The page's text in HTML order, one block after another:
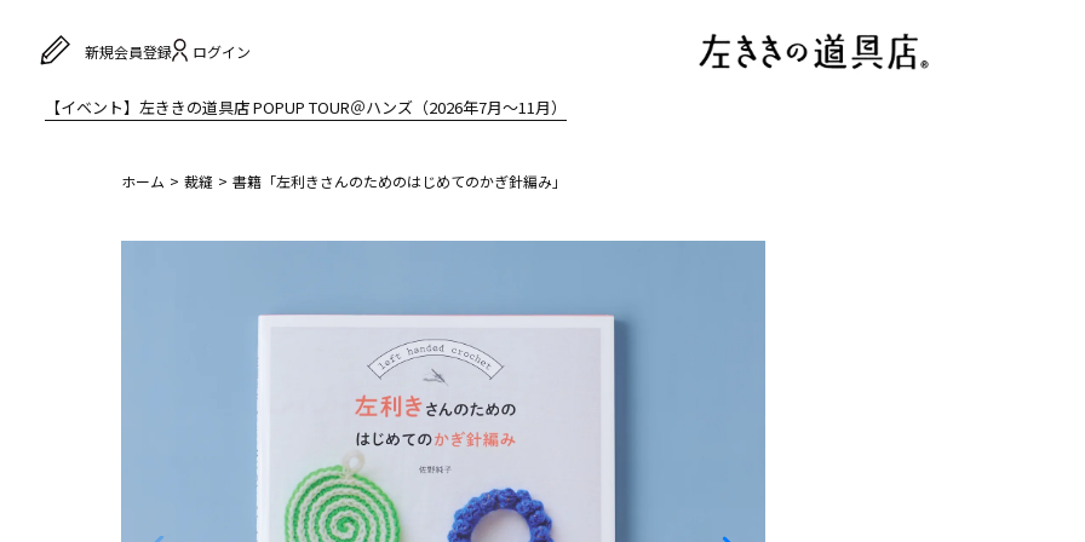
新規会員登録 ログイン
【イベント】左ききの道具店 POPUP TOUR＠ハンズ（2026年7月〜11月）
ホーム 裁縫 書籍「左利きさんのためのはじめてのかぎ針編み」